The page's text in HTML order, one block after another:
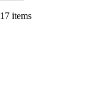
17 items